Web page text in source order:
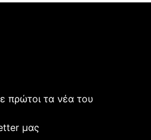
πρώτοι τα νέα του
μας